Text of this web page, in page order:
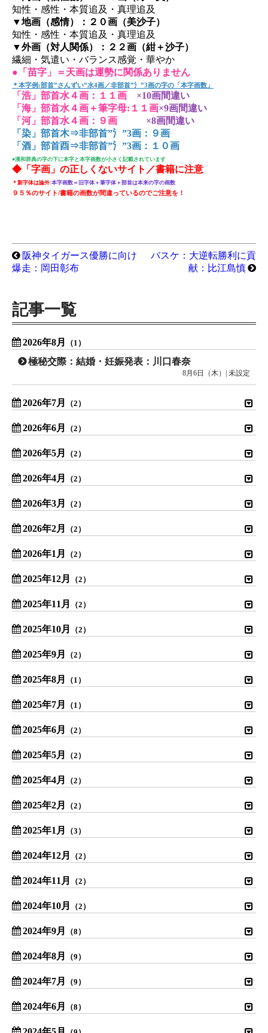
知性・感性・本質追及・真理追及
▼地画（感情）：２０画（美沙子）
知性・感性・本質追及・真理追及
▼外画（対人関係）：２２画（紺＋沙子）
繊細・気遣い・バランス感覚・華やか
●「苗字」＝天画は運勢に関係ありません
＊本字例:部首”さんずい”水4画／非部首”氵”3画の字の「本字画数」
「浩」部首水４画：１１画 ×10画間違い
「海」部首水４画＋筆字母:１１画×9画間違い
「河」部首水４画：９画
×8画間違い
「染」部首木⇒非部首”氵”3画：９画
「酒」部首酉⇒非部首”氵”3画：１０画
●漢和辞典の字の下に本字と本字画数が小さく記載されています
◆「字画」の正しくないサイト／書籍に注意
＊新字体は論外:本字画数＝旧字体＋筆字体＋部首は本来の字の画数
９５％のサイト/書籍の画数が間違っているのでご注意を！
阪神タイガース優勝に向け
爆走：岡田彰布
バスケ：大逆転勝利に貢
献：比江島慎
記事一覧
2026年8月 （1）
極秘交際：結婚・妊娠発表：川口春奈
8月6日（木）| 未設定
2026年7月 （2）
2026年6月 （2）
2026年5月 （2）
2026年4月 （2）
2026年3月 （2）
2026年2月 （2）
2026年1月 （2）
2025年12月 （2）
2025年11月 （2）
2025年10月 （2）
2025年9月 （2）
2025年8月 （1）
2025年7月 （1）
2025年6月 （2）
2025年5月 （2）
2025年4月 （2）
2025年2月 （2）
2025年1月 （3）
2024年12月 （2）
2024年11月 （2）
2024年10月 （2）
2024年9月 （8）
2024年8月 （9）
2024年7月 （9）
2024年6月 （8）